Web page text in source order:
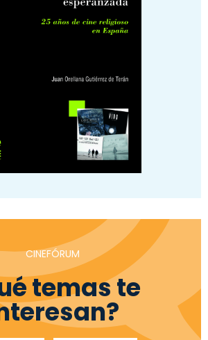
CINEFÓRUM
temas te